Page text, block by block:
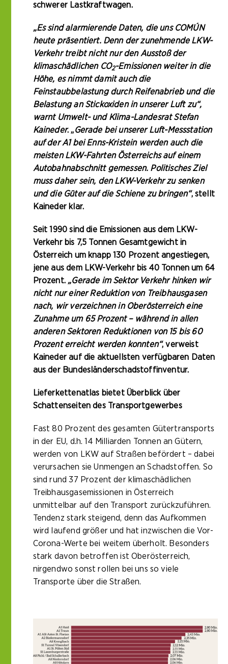
schwerer Lastkraftwagen.
„Es sind alarmierende Daten, die uns COMÚN
heute präsentiert. Denn der zunehmende LKW-
Verkehr treibt nicht nur den Ausstoß der
klimaschädlichen CO2-Emissionen weiter in die
Höhe, es nimmt damit auch die
Feinstaubbelastung durch Reifenabrieb und die
Belastung an Stickoxiden in unserer Luft zu“,
warnt Umwelt- und Klima-Landesrat Stefan
Kaineder. „Gerade bei unserer Luft-Messstation
auf der A1 bei Enns-Kristein werden auch die
meisten LKW-Fahrten Österreichs auf einem
Autobahnabschnitt gemessen. Politisches Ziel
muss daher sein, den LKW-Verkehr zu senken
und die Güter auf die Schiene zu bringen“, stellt
Kaineder klar.
Seit 1990 sind die Emissionen aus dem LKW-
Verkehr bis 7,5 Tonnen Gesamtgewicht in
Österreich um knapp 130 Prozent angestiegen,
jene aus dem LKW-Verkehr bis 40 Tonnen um 64
Prozent. „Gerade im Sektor Verkehr hinken wir
nicht nur einer Reduktion von Treibhausgasen
nach, wir verzeichnen in Oberösterreich eine
Zunahme um 65 Prozent – während in allen
anderen Sektoren Reduktionen von 15 bis 60
Prozent erreicht werden konnten“, verweist
Kaineder auf die aktuellsten verfügbaren Daten
aus der Bundesländerschadstoffinventur.
Lieferkettenatlas bietet Überblick über
Schattenseiten des Transportgewerbes
Fast 80 Prozent des gesamten Gütertransports
in der EU, d.h. 14 Milliarden Tonnen an Gütern,
werden von LKW auf Straßen befördert – dabei
verursachen sie Unmengen an Schadstoffen. So
sind rund 37 Prozent der klimaschädlichen
Treibhausgasemissionen in Österreich
unmittelbar auf den Transport zurückzuführen.
Tendenz stark steigend, denn das Aufkommen
wird laufend größer und hat inzwischen die Vor-
Corona-Werte bei weitem überholt. Besonders
stark davon betroffen ist Oberösterreich,
nirgendwo sonst rollen bei uns so viele
Transporte über die Straßen.